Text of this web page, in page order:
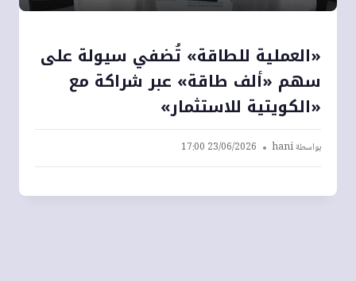
«العملية للطاقة» تُضفي سيولة على
سهم «ألف طاقة» عبر شراكة مع
«الكويتية للاستثمار»
بواسطةhani
23/06/2026 17:00